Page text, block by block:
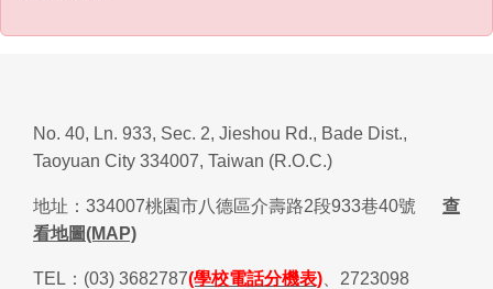
No. 40, Ln. 933, Sec. 2, Jieshou Rd., Bade Dist.,
Taoyuan City 334007, Taiwan (R.O.C.)
地址： 334007桃園市八德區介壽路2段933巷40號
查
看地圖(MAP)
TEL ： (03) 3682787(學校電話分機表)
2723098